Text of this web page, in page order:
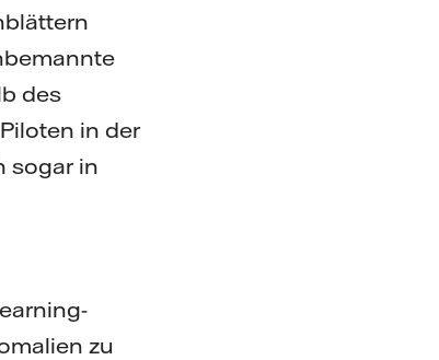
des
in der
sogar in
zu